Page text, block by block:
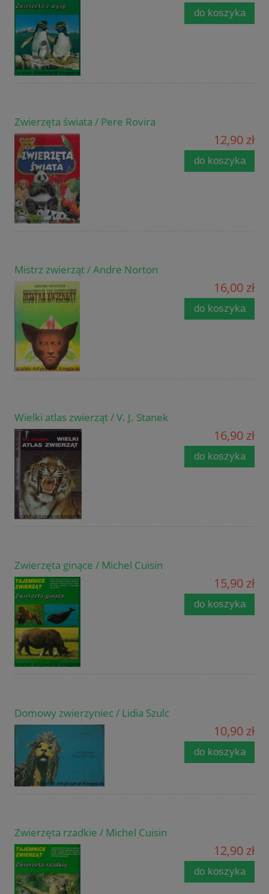
do koszyka
Zwierzęta świata / Pere Rovira
12,90 zł
do koszyka
Mistrz zwierząt / Andre Norton
16,00 zł
do koszyka
Wielki atlas zwierząt / V. J. Stanek
16,90 zł
do koszyka
Zwierzęta ginące / Michel Cuisin
15,90 zł
do koszyka
Domowy zwierzyniec / Lidia Szulc
10,90 zł
do koszyka
Zwierzęta rzadkie / Michel Cuisin
12,90 zł
do koszyka